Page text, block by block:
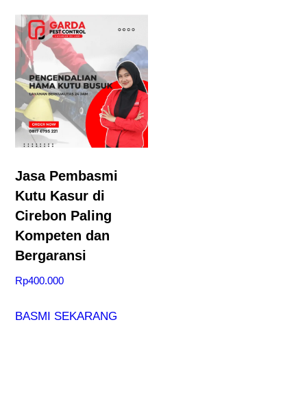
Jasa Pembasmi
Kutu Kasur di
Cirebon Paling
Kompeten dan
Bergaransi
Rp400.000
BASMI SEKARANG